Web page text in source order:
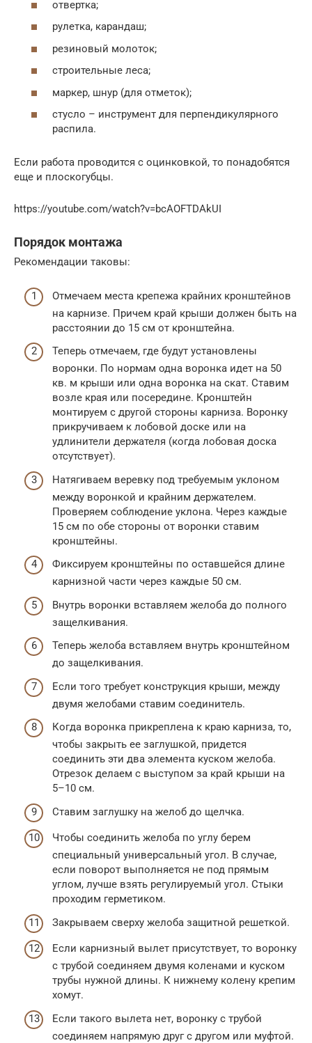
отвертка;
рулетка, карандаш;
резиновый молоток;
строительные леса;
маркер, шнур (для отметок);
стусло – инструмент для перпендикулярного
распила.
Если работа проводится с оцинковкой, то понадобятся
еще и плоскогубцы.
https://youtube.com/watch?v=bcAOFTDAkUI
Порядок монтажа
Рекомендации таковы:
Отмечаем места крепежа крайних кронштейнов
на карнизе. Причем край крыши должен быть на
расстоянии до 15 см от кронштейна.
Теперь отмечаем, где будут установлены
воронки. По нормам одна воронка идет на 50
кв. м крыши или одна воронка на скат. Ставим
возле края или посередине. Кронштейн
монтируем с другой стороны карниза. Воронку
прикручиваем к лобовой доске или на
удлинители держателя (когда лобовая доска
отсутствует).
Натягиваем веревку под требуемым уклоном
между воронкой и крайним держателем.
Проверяем соблюдение уклона. Через каждые
15 см по обе стороны от воронки ставим
кронштейны.
Фиксируем кронштейны по оставшейся длине
карнизной части через каждые 50 см.
Внутрь воронки вставляем желоба до полного
защелкивания.
Теперь желоба вставляем внутрь кронштейном
до защелкивания.
Если того требует конструкция крыши, между
двумя желобами ставим соединитель.
Когда воронка прикреплена к краю карниза, то,
чтобы закрыть ее заглушкой, придется
соединить эти два элемента куском желоба.
Отрезок делаем с выступом за край крыши на
5–10 см.
Ставим заглушку на желоб до щелчка.
Чтобы соединить желоба по углу берем
специальный универсальный угол. В случае,
если поворот выполняется не под прямым
углом, лучше взять регулируемый угол. Стыки
проходим герметиком.
Закрываем сверху желоба защитной решеткой.
Если карнизный вылет присутствует, то воронку
с трубой соединяем двумя коленами и куском
трубы нужной длины. К нижнему колену крепим
хомут.
Если такого вылета нет, воронку с трубой
соединяем напрямую друг с другом или муфтой.